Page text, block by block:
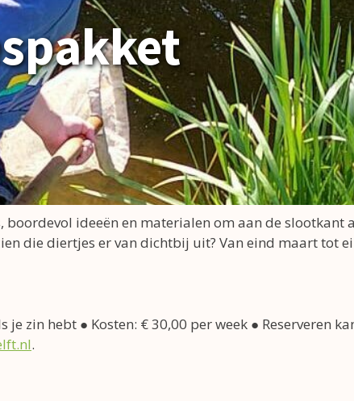
boordevol ideeën en materialen om aan de slootkant
die diertjes er van dichtbij uit? Van eind maart tot
zin hebt ● Kosten: € 30,00 per week ● Reserveren
.